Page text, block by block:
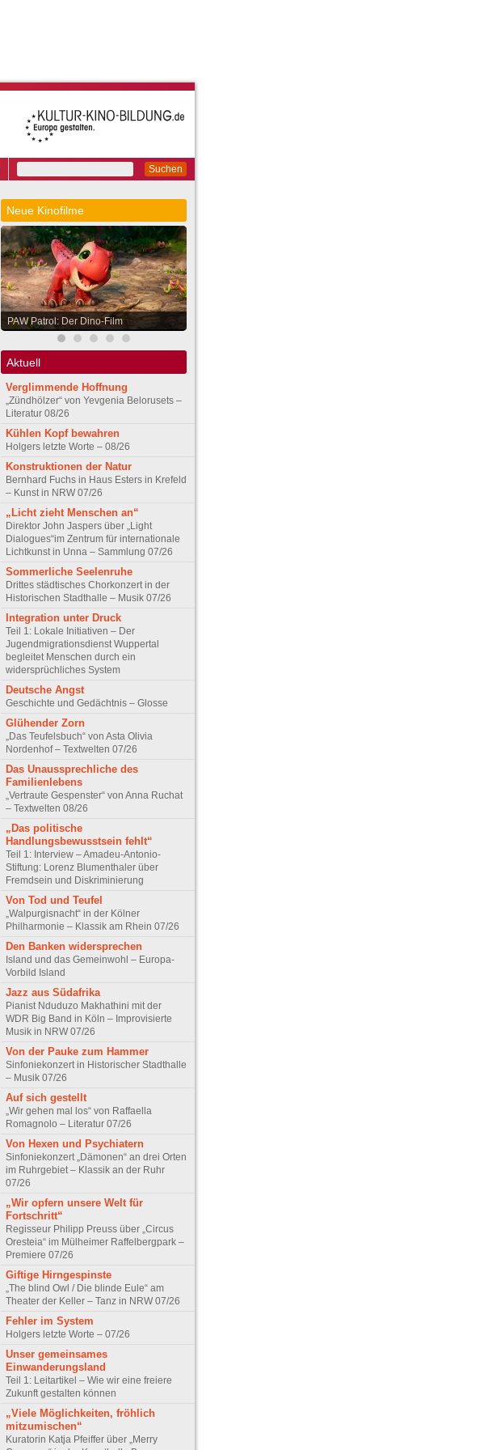
Suchen
Neue Kinofilme
PAW Patrol: Der Dino-Film
Aktuell
Verglimmende Hoffnung
„Zündhölzer“ von Yevgenia Belorusets –
Literatur 08/26
Kühlen Kopf bewahren
Holgers letzte Worte – 08/26
Konstruktionen der Natur
Bernhard Fuchs in Haus Esters in Krefeld
– Kunst in NRW 07/26
„Licht zieht Menschen an“
Direktor John Jaspers über „Light
Dialogues“im Zentrum für internationale
Lichtkunst in Unna – Sammlung 07/26
Sommerliche Seelenruhe
Drittes städtisches Chorkonzert in der
Historischen Stadthalle – Musik 07/26
Integration unter Druck
Teil 1: Lokale Initiativen – Der
Jugendmigrationsdienst Wuppertal
begleitet Menschen durch ein
widersprüchliches System
Deutsche Angst
Geschichte und Gedächtnis – Glosse
Glühender Zorn
„Das Teufelsbuch“ von Asta Olivia
Nordenhof – Textwelten 07/26
Das Unaussprechliche des
Familienlebens
„Vertraute Gespenster“ von Anna Ruchat
– Textwelten 08/26
„Das politische
Handlungsbewusstsein fehlt“
Teil 1: Interview – Amadeu-Antonio-
Stiftung: Lorenz Blumenthaler über
Fremdsein und Diskriminierung
Von Tod und Teufel
„Walpurgisnacht“ in der Kölner
Philharmonie – Klassik am Rhein 07/26
Den Banken widersprechen
Island und das Gemeinwohl – Europa-
Vorbild Island
Jazz aus Südafrika
Pianist Nduduzo Makhathini mit der
WDR Big Band in Köln – Improvisierte
Musik in NRW 07/26
Von der Pauke zum Hammer
Sinfoniekonzert in Historischer Stadthalle
– Musik 07/26
Auf sich gestellt
„Wir gehen mal los“ von Raffaella
Romagnolo – Literatur 07/26
Von Hexen und Psychiatern
Sinfoniekonzert „Dämonen“ an drei Orten
im Ruhrgebiet – Klassik an der Ruhr
07/26
„Wir opfern unsere Welt für
Fortschritt“
Regisseur Philipp Preuss über „Circus
Oresteia“ im Mülheimer Raffelbergpark –
Premiere 07/26
Giftige Hirngespinste
„The blind Owl / Die blinde Eule“ am
Theater der Keller – Tanz in NRW 07/26
Fehler im System
Holgers letzte Worte – 07/26
Unser gemeinsames
Einwanderungsland
Teil 1: Leitartikel – Wie wir eine freiere
Zukunft gestalten können
„Viele Möglichkeiten, fröhlich
mitzumischen“
Kuratorin Katja Pfeiffer über „Merry